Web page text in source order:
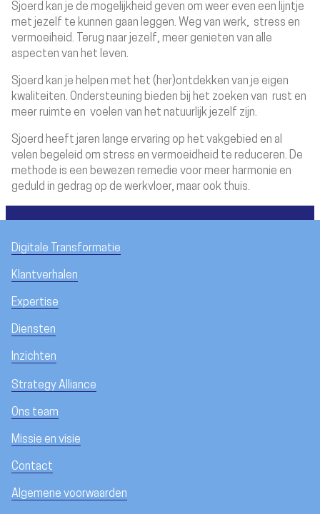
Sjoerd kan je de mogelijkheid geven om weer even een lijntje
met jezelf te kunnen gaan leggen. Weg van werk, stress en
vermoeiheid. Terug naar jezelf, meer genieten van alle
aspecten van het leven.
Sjoerd kan je helpen met het (her)ontdekken van je eigen
kwaliteiten. Ondersteuning bieden bij het zoeken van rust en
meer ruimte en voelen van het natuurlijk jezelf zijn.
Sjoerd heeft jaren lange ervaring op het vakgebied en al
velen begeleid om stress en vermoeidheid te reduceren. De
methode is een bewezen remedie voor meer harmonie en
geduld in gedrag op de werkvloer, maar ook thuis.
Digitale Transformatie
Klantverhalen
Expertise
Diensten
Inzichten
Strategy Alliance
Ons team
Missie en visie
Contact
Algemene voorwaarden